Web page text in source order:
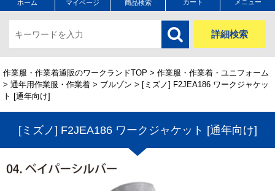
ホーム マイページ 商品検索 カート メニュー
詳細検索
作業服・作業着通販のワークランドTOP > 作業服・作業着・ユニフォーム
> 通年用作業服・作業着 > ブルゾン > [ミズノ] F2JEA186 ワークジャケッ
ト [通年向け]
[ミズノ] F2JEA186 ワークジャケット [通年向け]